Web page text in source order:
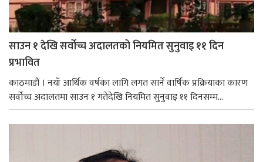
साउन १ देखि सर्वोच्च अदालतको नियमित सुनुवाइ ११ दिन
प्रभावित
काठमाडौं । नयाँ आर्थिक वर्षका लागि लगत सार्ने वार्षिक प्रक्रियाका कारण
सर्वोच्च अदालतमा साउन १ गतेदेखि नियमित सुनुवाइ ११ दिनसम्म...